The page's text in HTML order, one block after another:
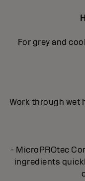
For grey and
Work through wet
- MicroPROtec
ingredients